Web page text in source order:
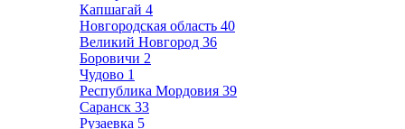
Капшагай 4
Новгородская область 40
Великий Новгород 36
Боровичи 2
Чудово 1
Республика Мордовия 39
Саранск 33
Рузаевка 5